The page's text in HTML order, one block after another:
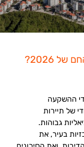
למה בטומי היא יעד ההשקעה החם של 2026?
ההשקעה
ייחודי של תיירות
גבוהות.
בעיר, את